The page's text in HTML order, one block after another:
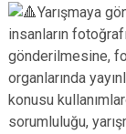
Yarışmaya
insanların
gönderilmesine,
organlarında
konusu
sorumluluğu,